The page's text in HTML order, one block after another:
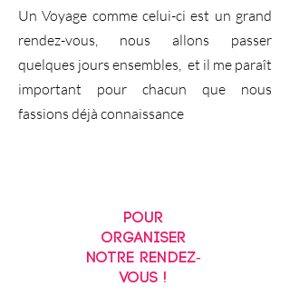
Pour
organiser
notre rendez-
vous !
Un Voyage comme celui-ci est un grand
rendez-vous, nous allons passer
quelques jours ensembles, et il me paraît
important pour chacun que nous
fassions déjà connaissance